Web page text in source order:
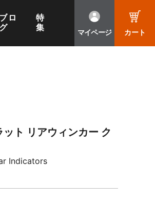
ブロ
グ
特
集
マイページ カート
ト リアウィンカー ク
Indicators